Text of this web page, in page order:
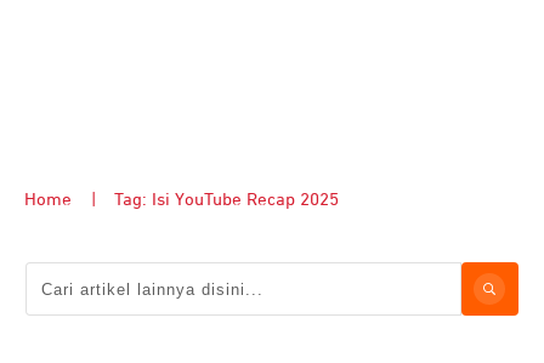
Home Tag: Isi YouTube Recap 2025